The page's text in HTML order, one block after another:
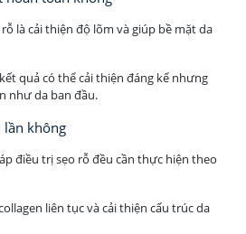
là cải thiện độ lõm và giúp bề mặt da
quả có thể cải thiện đáng kể nhưng
như da ban đầu.
lần không
điều trị sẹo rỗ đều cần thực hiện theo
liên tục và cải thiện cấu trúc da